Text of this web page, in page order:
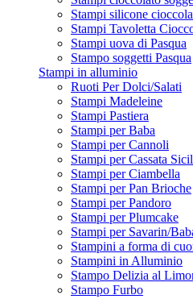
Stampi silicone
Stampi Tavoletta
Stampi uova di Pasqua
Stampo soggetti Pasqua
Stampi in alluminio
Ruoti Per Dolci/Salati
Stampi Madeleine
Stampi Pastiera
Stampi per Baba
Stampi per Cannoli
Stampi per Cassata
Stampi per Ciambella
Stampi per Pan Brioche
Stampi per Pandoro
Stampi per Plumcake
Stampi per Savarin/
Stampini a forma di
Stampini in Alluminio
Stampo Delizia al
Stampo Furbo